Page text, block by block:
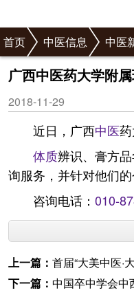
首页 中医信息 中医
广西中医药大学附
2018-11-29
近日，广西中医
体质辨识、膏方品
询服务，并针对他们
咨询电话： 010-
上一篇： 首届“大美中医·大师
下一篇： 中国卒中学会中西医结